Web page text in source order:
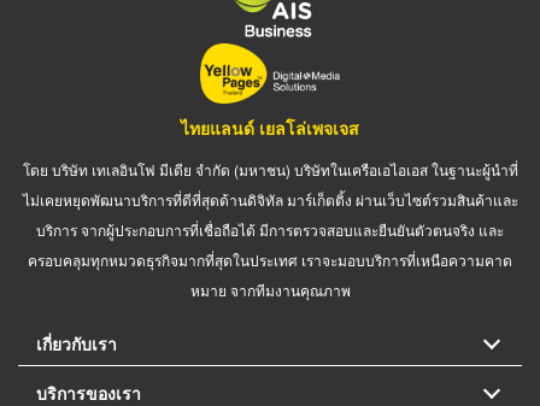
ไทยแลนด์ เยลโล่เพจเจส
โดย บริษัท เทเลอินโฟ มีเดีย จำกัด (มหาชน) บริษัทในเครือเอไอเอส ในฐานะผู้นำที่
ไม่เคยหยุดพัฒนาบริการที่ดีที่สุดด้านดิจิทัล มาร์เก็ตติ้ง ผ่านเว็บไซต์รวมสินค้าและ
บริการ จากผู้ประกอบการที่เชื่อถือได้ มีการตรวจสอบและยืนยันตัวตนจริง และ
ครอบคลุมทุกหมวดธุรกิจมากที่สุดในประเทศ เราจะมอบบริการที่เหนือความคาด
หมาย จากทีมงานคุณภาพ
เกี่ยวกับเรา
บริการของเรา